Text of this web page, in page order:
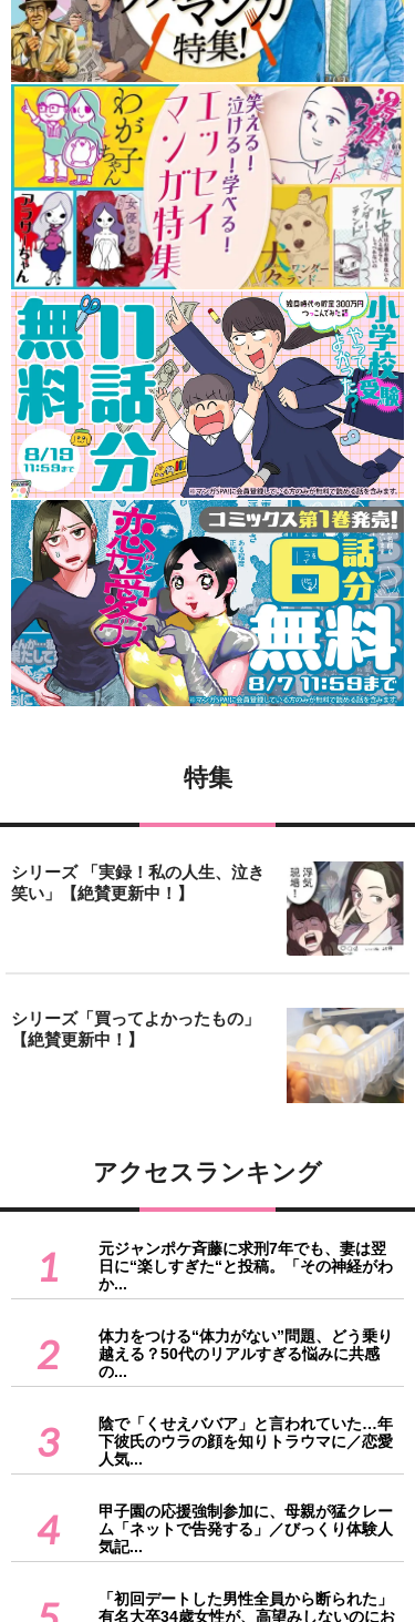
特集
シリーズ 「実録！私の人生、泣き
笑い」【絶賛更新中！】
シリーズ「買ってよかったもの」
【絶賛更新中！】
アクセスランキング
1
元ジャンポケ斉藤に求刑7年でも、妻は翌
日に“楽しすぎた“と投稿。「その神経がわ
か...
2
体力をつける“体力がない”問題、どう乗り
越える？50代のリアルすぎる悩みに共感
の...
3
陰で「くせえババア」と言われていた…年
下彼氏のウラの顔を知りトラウマに／恋愛
人気...
4
甲子園の応援強制参加に、母親が猛クレー
ム「ネットで告発する」／びっくり体験人
気記...
「初回デートした男性全員から断られた」
有名大卒34歳女性が、高望みしないのにお